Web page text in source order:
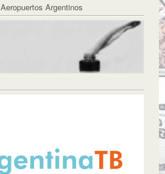
Aeropuertos Argentinos